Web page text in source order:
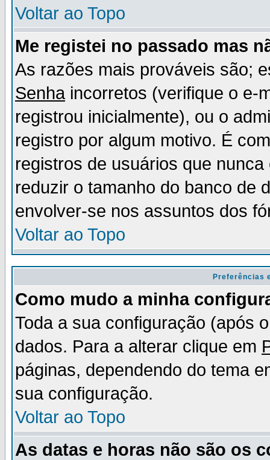
Voltar ao Topo
Me registei no passado mas
As razões mais prováveis são;
Senhaincorretos (verifique o e-
registrou inicialmente), ou o
registro por algum motivo. É
registros de usuários que
reduzir o tamanho do banco de
envolver-se nos assuntos dos
Voltar ao Topo
Preferências
Como mudo a minha
Toda a sua configuração (após
dados. Para a alterar clique em
páginas, dependendo do tema
sua configuração.
Voltar ao Topo
As datas e horas não são os